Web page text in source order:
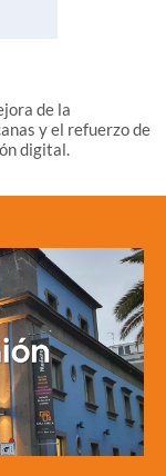
de la
y el refuerzo de
digital.